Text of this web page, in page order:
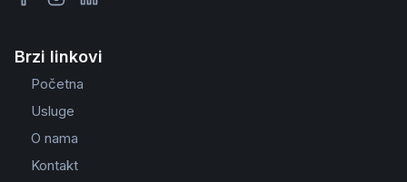
Brzi linkovi
Početna
Usluge
O nama
Kontakt